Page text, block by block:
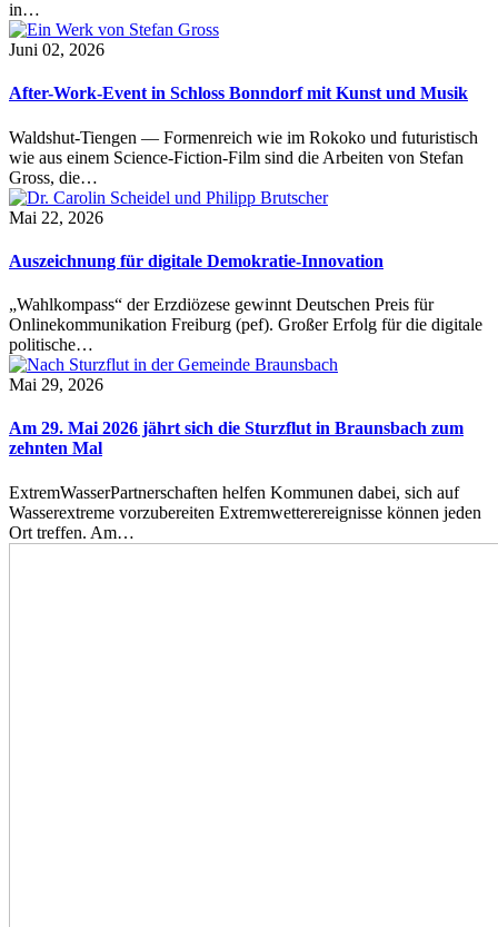
in…
Juni 02, 2026
After-Work-Event in Schloss Bonndorf mit Kunst und Musik
Waldshut-Tiengen — Formenreich wie im Rokoko und futuristisch
wie aus einem Science-Fiction-Film sind die Arbeiten von Stefan
Gross, die…
Mai 22, 2026
Auszeichnung für digitale Demokratie-Innovation
„Wahlkompass“ der Erzdiözese gewinnt Deutschen Preis für
Onlinekommunikation Freiburg (pef). Großer Erfolg für die digitale
politische…
Mai 29, 2026
Am 29. Mai 2026 jährt sich die Sturzflut in Braunsbach zum
zehnten Mal
ExtremWasserPartnerschaften helfen Kommunen dabei, sich auf
Wasserextreme vorzubereiten Extremwetterereignisse können jeden
Ort treffen. Am…